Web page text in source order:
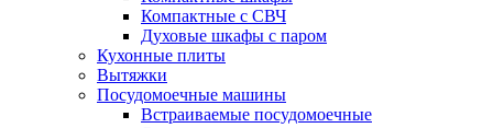
Компактные с СВЧ
Духовые шкафы с паром
Кухонные плиты
Вытяжки
Посудомоечные машины
Встраиваемые посудомоечные